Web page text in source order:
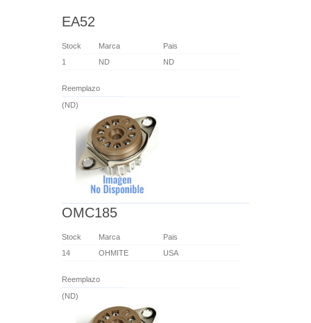
EA52
Stock Marca
Pais
1
ND ND
Reemplazo
(ND)
OMC185
Stock Marca
Pais
14
OHMITE USA
Reemplazo
(ND)